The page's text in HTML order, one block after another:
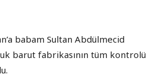
babam Sultan Abdülmecid
barut fabrikasının tüm kontrolü